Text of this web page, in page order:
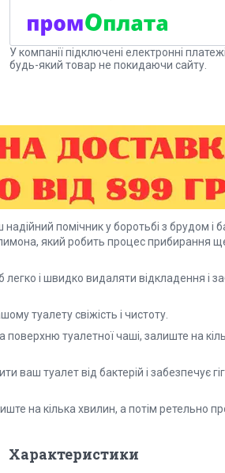
У компанії підключені електронні
будь-який товар не покидаючи сайту.
помічник у боротьбі з брудом і
який робить процес прибирання
і швидко видаляти відкладення і
туалету свіжість і чистоту.
поверхню туалетної чаші, залиште на
туалет від бактерій і забезпечує
на кілька хвилин, а потім ретельно
Характеристики